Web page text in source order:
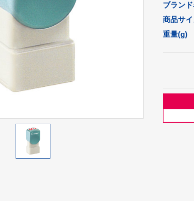
ブラン
商品サ
重量(g)